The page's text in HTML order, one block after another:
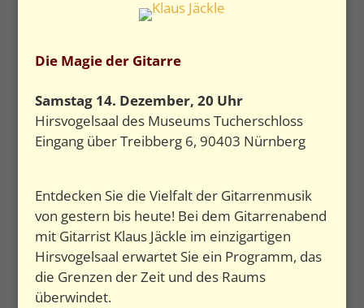
Die Magie der Gitarre
Samstag 14. Dezember, 20 Uhr
Hirsvogelsaal des Museums Tucherschloss
Eingang über Treibberg 6, 90403 Nürnberg
Entdecken Sie die Vielfalt der Gitarrenmusik
von gestern bis heute! Bei dem Gitarrenabend
mit Gitarrist Klaus Jäckle im einzigartigen
Hirsvogelsaal erwartet Sie ein Programm, das
die Grenzen der Zeit und des Raums
überwindet.